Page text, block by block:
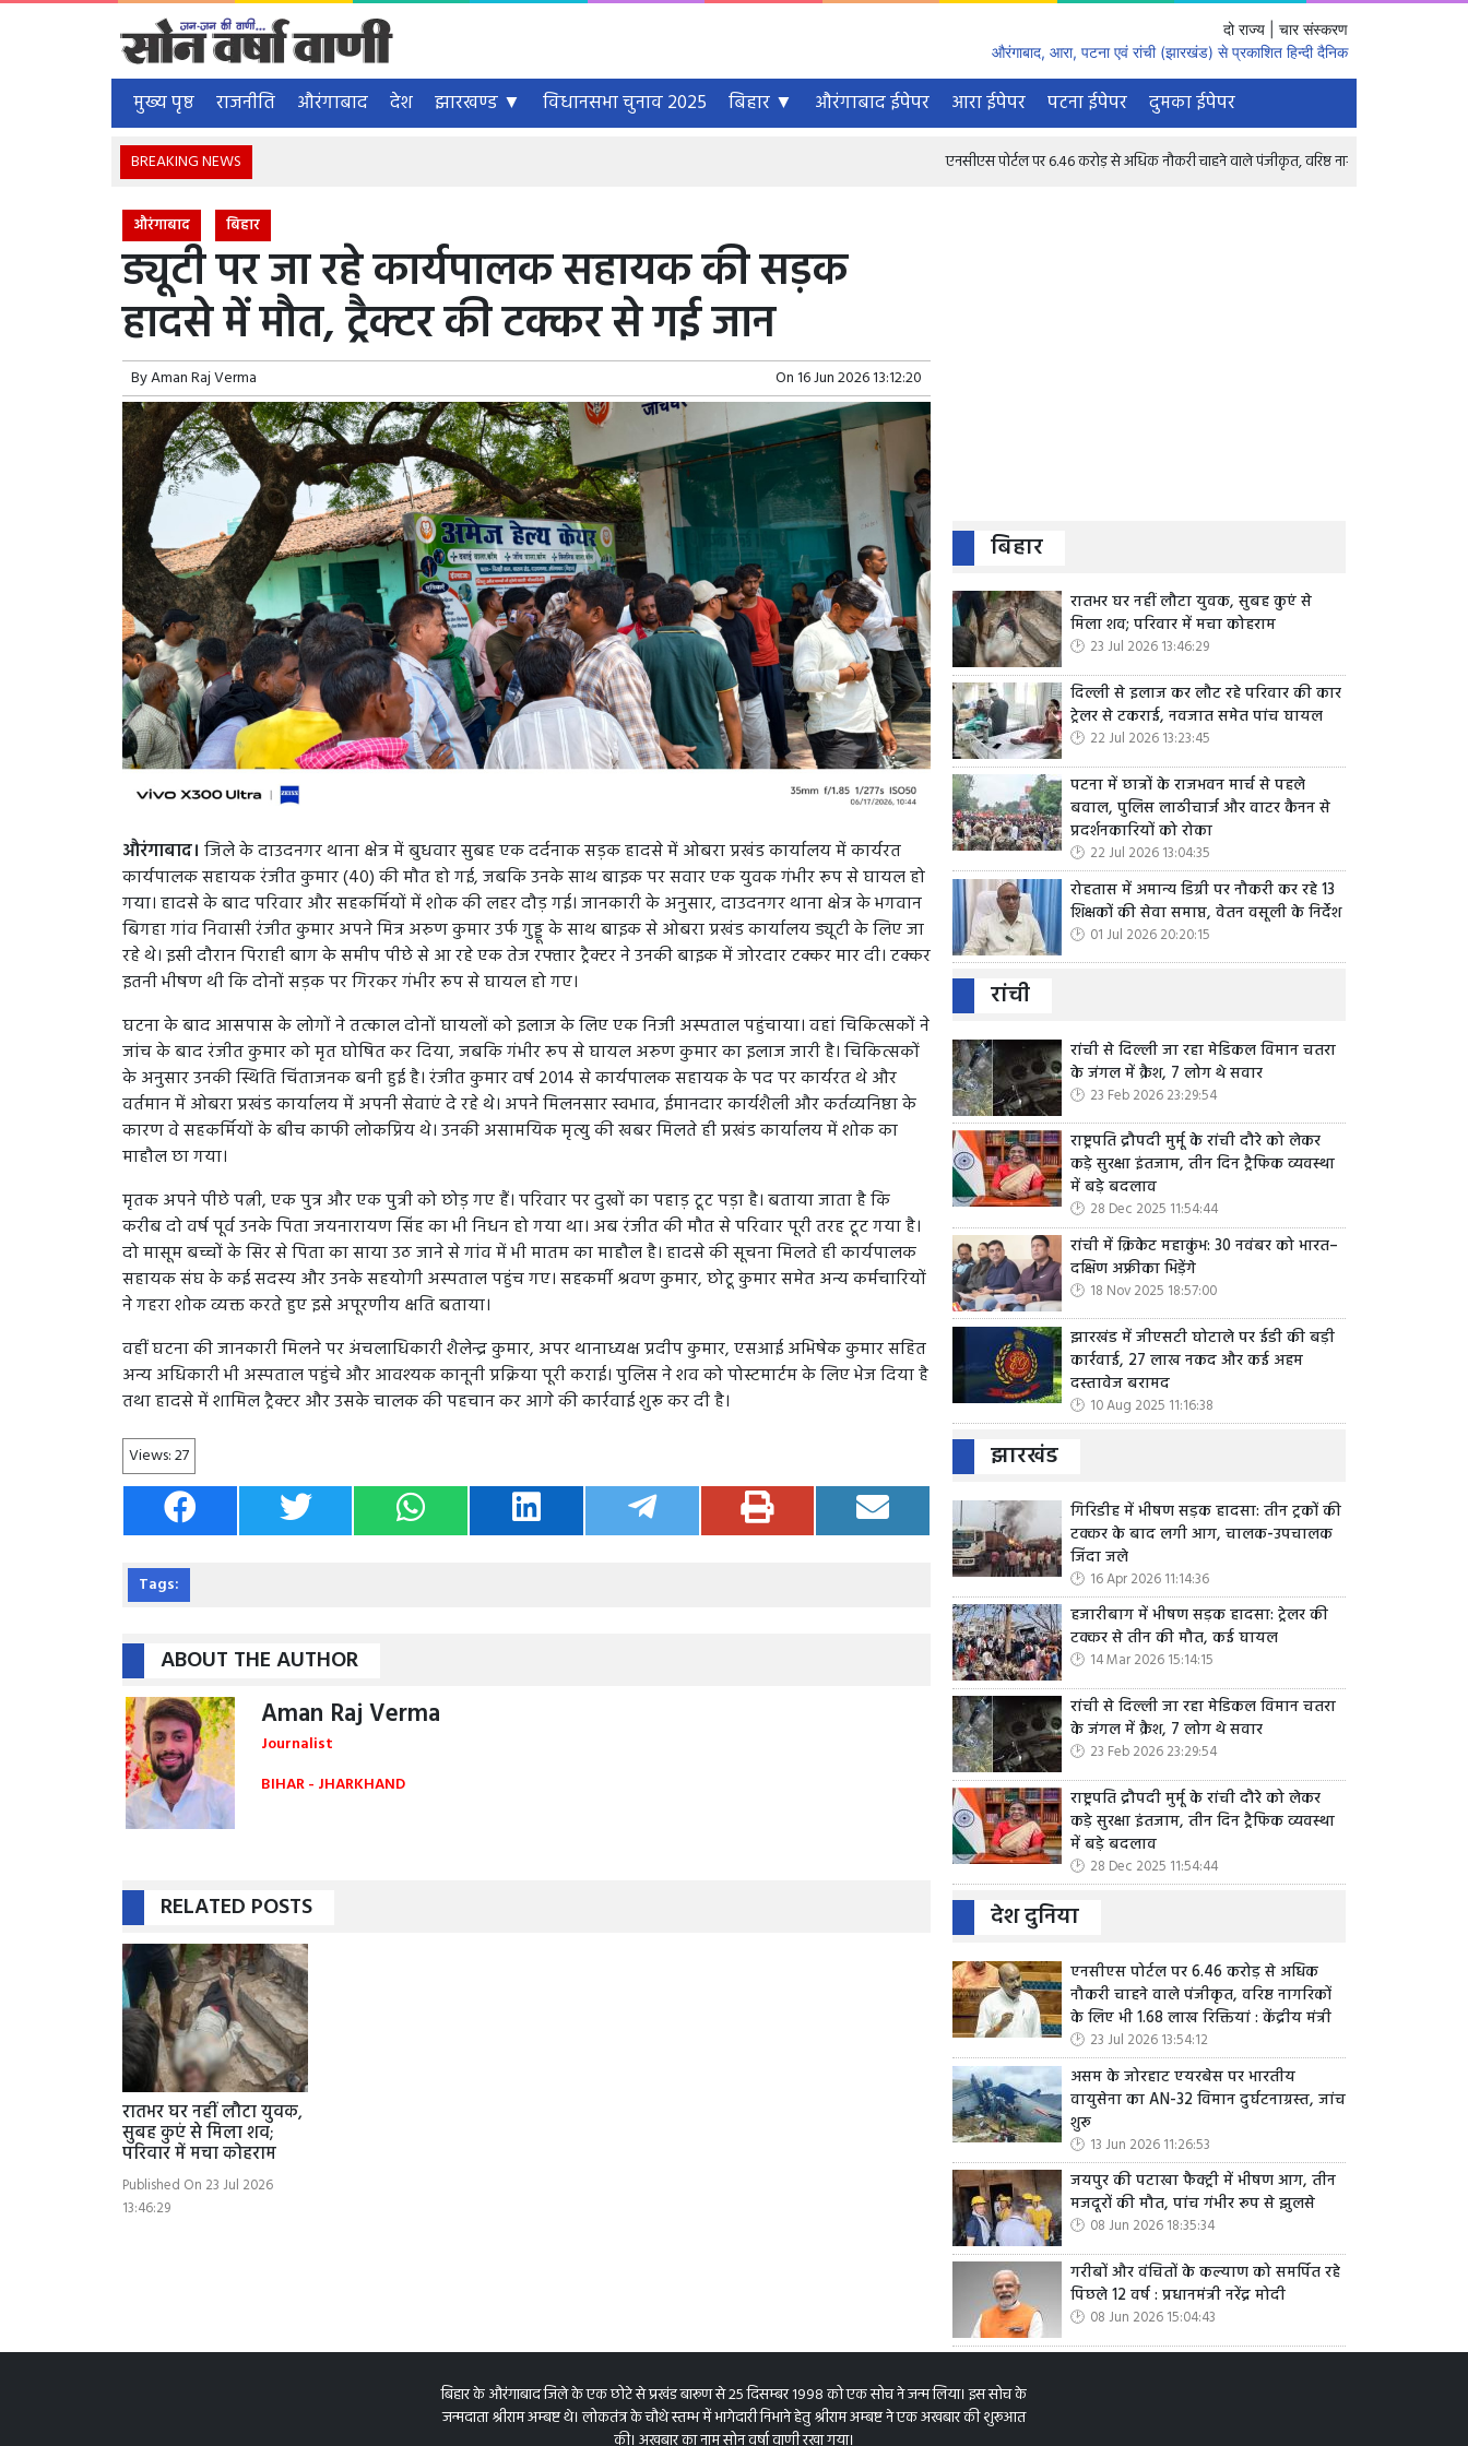
दो राज्य | चार संस्करण
औरंगाबाद, आरा, पटना एवं रांची (झारखंड) से प्रकाशित हिन्दी दैनिक
मुख्य पृष्ठ राजनीति औरंगाबाद देश झारखण्ड ▼ विधानसभा चुनाव 2025 बिहार ▼ औरंगाबाद ईपेपर आरा ईपेपर पटना ईपेपर दुमका ईपेपर
BREAKING NEWS एनसीएस पोर्टल पर 6.46 करोड़ से अधिक नौकरी चाहने वाले पंजीकृत, वरिष्ठ नागरिकों के लिए भी 1.68 लाख
औरंगाबाद बिहार
ड्यूटी पर जा रहे कार्यपालक सहायक की सड़क
हादसे में मौत, ट्रैक्टर की टक्कर से गई जान
ByAman Raj Verma On16 Jun 2026 13:12:20
औरंगाबाद। जिले के दाउदनगर थाना क्षेत्र में बुधवार सुबह एक दर्दनाक सड़क हादसे में ओबरा प्रखंड कार्यालय में कार्यरत
कार्यपालक सहायक रंजीत कुमार (40) की मौत हो गई, जबकि उनके साथ बाइक पर सवार एक युवक गंभीर रूप से घायल हो
गया। हादसे के बाद परिवार और सहकर्मियों में शोक की लहर दौड़ गई। जानकारी के अनुसार, दाउदनगर थाना क्षेत्र के भगवान
बिगहा गांव निवासी रंजीत कुमार अपने मित्र अरुण कुमार उर्फ गुड्डू के साथ बाइक से ओबरा प्रखंड कार्यालय ड्यूटी के लिए जा
रहे थे। इसी दौरान पिराही बाग के समीप पीछे से आ रहे एक तेज रफ्तार ट्रैक्टर ने उनकी बाइक में जोरदार टक्कर मार दी। टक्कर
इतनी भीषण थी कि दोनों सड़क पर गिरकर गंभीर रूप से घायल हो गए।
घटना के बाद आसपास के लोगों ने तत्काल दोनों घायलों को इलाज के लिए एक निजी अस्पताल पहुंचाया। वहां चिकित्सकों ने
जांच के बाद रंजीत कुमार को मृत घोषित कर दिया, जबकि गंभीर रूप से घायल अरुण कुमार का इलाज जारी है। चिकित्सकों
के अनुसार उनकी स्थिति चिंताजनक बनी हुई है। रंजीत कुमार वर्ष 2014 से कार्यपालक सहायक के पद पर कार्यरत थे और
वर्तमान में ओबरा प्रखंड कार्यालय में अपनी सेवाएं दे रहे थे। अपने मिलनसार स्वभाव, ईमानदार कार्यशैली और कर्तव्यनिष्ठा के
कारण वे सहकर्मियों के बीच काफी लोकप्रिय थे। उनकी असामयिक मृत्यु की खबर मिलते ही प्रखंड कार्यालय में शोक का
माहौल छा गया।
मृतक अपने पीछे पत्नी, एक पुत्र और एक पुत्री को छोड़ गए हैं। परिवार पर दुखों का पहाड़ टूट पड़ा है। बताया जाता है कि
करीब दो वर्ष पूर्व उनके पिता जयनारायण सिंह का भी निधन हो गया था। अब रंजीत की मौत से परिवार पूरी तरह टूट गया है।
दो मासूम बच्चों के सिर से पिता का साया उठ जाने से गांव में भी मातम का माहौल है। हादसे की सूचना मिलते ही कार्यपालक
सहायक संघ के कई सदस्य और उनके सहयोगी अस्पताल पहुंच गए। सहकर्मी श्रवण कुमार, छोटू कुमार समेत अन्य कर्मचारियों
ने गहरा शोक व्यक्त करते हुए इसे अपूरणीय क्षति बताया।
वहीं घटना की जानकारी मिलने पर अंचलाधिकारी शैलेन्द्र कुमार, अपर थानाध्यक्ष प्रदीप कुमार, एसआई अभिषेक कुमार सहित
अन्य अधिकारी भी अस्पताल पहुंचे और आवश्यक कानूनी प्रक्रिया पूरी कराई। पुलिस ने शव को पोस्टमार्टम के लिए भेज दिया है
तथा हादसे में शामिल ट्रैक्टर और उसके चालक की पहचान कर आगे की कार्रवाई शुरू कर दी है।
Views:27
Tags:
ABOUT THE AUTHOR
Aman Raj Verma
Journalist
BIHAR - JHARKHAND
RELATED POSTS
रातभर घर नहीं लौटा युवक,
सुबह कुएं से मिला शव;
परिवार में मचा कोहराम
Published On 23 Jul 2026
13:46:29
बिहार
रातभर घर नहीं लौटा युवक, सुबह कुएं से
मिला शव; परिवार में मचा कोहराम
23 Jul 2026 13:46:29
दिल्ली से इलाज कर लौट रहे परिवार की कार
ट्रेलर से टकराई, नवजात समेत पांच घायल
22 Jul 2026 13:23:45
पटना में छात्रों के राजभवन मार्च से पहले
बवाल, पुलिस लाठीचार्ज और वाटर कैनन से
प्रदर्शनकारियों को रोका
22 Jul 2026 13:04:35
रोहतास में अमान्य डिग्री पर नौकरी कर रहे 13
शिक्षकों की सेवा समाप्त, वेतन वसूली के निर्देश
01 Jul 2026 20:20:15
रांची
रांची से दिल्ली जा रहा मेडिकल विमान चतरा
के जंगल में क्रैश, 7 लोग थे सवार
23 Feb 2026 23:29:54
राष्ट्रपति द्रौपदी मुर्मू के रांची दौरे को लेकर
कड़े सुरक्षा इंतजाम, तीन दिन ट्रैफिक व्यवस्था
में बड़े बदलाव
28 Dec 2025 11:54:44
रांची में क्रिकेट महाकुंभ: 30 नवंबर को भारत–
दक्षिण अफ्रीका भिड़ेंगे
18 Nov 2025 18:57:00
झारखंड में जीएसटी घोटाले पर ईडी की बड़ी
कार्रवाई, 27 लाख नकद और कई अहम
दस्तावेज बरामद
10 Aug 2025 11:16:38
झारखंड
गिरिडीह में भीषण सड़क हादसा: तीन ट्रकों की
टक्कर के बाद लगी आग, चालक-उपचालक
जिंदा जले
16 Apr 2026 11:14:36
हजारीबाग में भीषण सड़क हादसा: ट्रेलर की
टक्कर से तीन की मौत, कई घायल
14 Mar 2026 15:14:15
रांची से दिल्ली जा रहा मेडिकल विमान चतरा
के जंगल में क्रैश, 7 लोग थे सवार
23 Feb 2026 23:29:54
राष्ट्रपति द्रौपदी मुर्मू के रांची दौरे को लेकर
कड़े सुरक्षा इंतजाम, तीन दिन ट्रैफिक व्यवस्था
में बड़े बदलाव
28 Dec 2025 11:54:44
देश दुनिया
एनसीएस पोर्टल पर 6.46 करोड़ से अधिक
नौकरी चाहने वाले पंजीकृत, वरिष्ठ नागरिकों
के लिए भी 1.68 लाख रिक्तियां : केंद्रीय मंत्री
23 Jul 2026 13:54:12
असम के जोरहाट एयरबेस पर भारतीय
वायुसेना का AN-32 विमान दुर्घटनाग्रस्त, जांच
शुरू
13 Jun 2026 11:26:53
जयपुर की पटाखा फैक्ट्री में भीषण आग, तीन
मजदूरों की मौत, पांच गंभीर रूप से झुलसे
08 Jun 2026 18:35:34
गरीबों और वंचितों के कल्याण को समर्पित रहे
पिछले 12 वर्ष : प्रधानमंत्री नरेंद्र मोदी
08 Jun 2026 15:04:43
बिहार के औरंगाबाद जिले के एक छोटे से प्रखंड बारूण से 25 दिसम्बर 1998 को एक सोच ने जन्म लिया। इस सोच के
जन्मदाता श्रीराम अम्बष्ट थे। लोकतंत्र के चौथे स्तम्भ में भागेदारी निभाने हेतु श्रीराम अम्बष्ट ने एक अखबार की शुरूआत
की। अखबार का नाम सोन वर्षा वाणी रखा गया।